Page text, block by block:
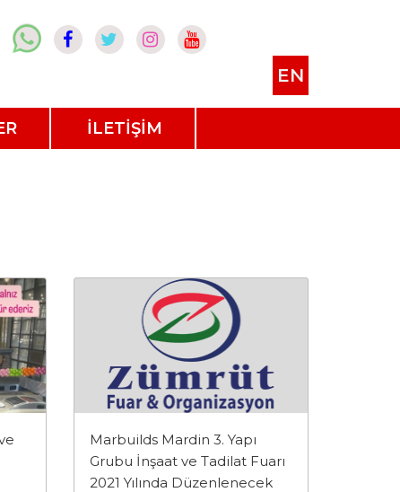
EN
İLETİŞİM
Marbuilds Mardin 3. Yapı
Grubu İnşaat ve Tadilat Fuarı
2021 Yılında Düzenlenecek